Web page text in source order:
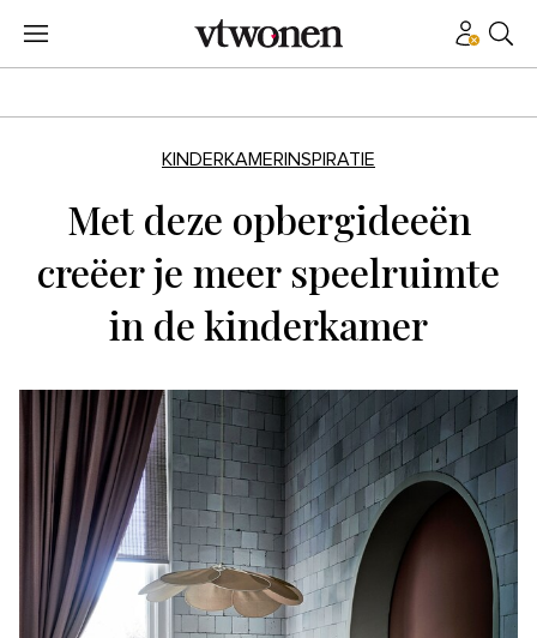
KINDERKAMERINSPIRATIE
Met deze opbergideeën
creëer je meer speelruimte
in de kinderkamer